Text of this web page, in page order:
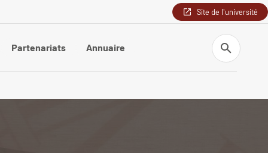
Site de l'université
Partenariats Annuaire
Recherche